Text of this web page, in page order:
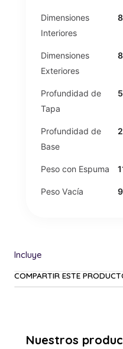
Dimensiones
Interiores
Dimensiones
Exteriores
Profundidad de
Tapa
Profundidad de
Base
Peso con Espuma
Peso Vacía
COMPARTIR ESTE